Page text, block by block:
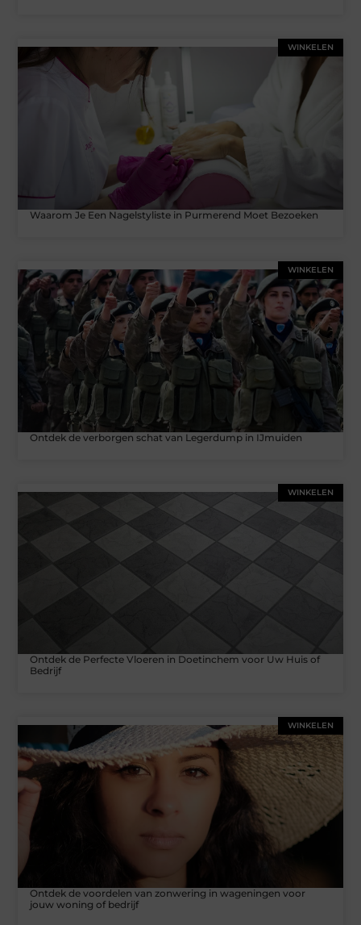
WINKELEN
Waarom Je Een Nagelstyliste in Purmerend Moet Bezoeken
WINKELEN
Ontdek de verborgen schat van Legerdump in IJmuiden
WINKELEN
Ontdek de Perfecte Vloeren in Doetinchem voor Uw Huis of
Bedrijf
WINKELEN
Ontdek de voordelen van zonwering in wageningen voor
jouw woning of bedrijf